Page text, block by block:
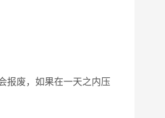
报废，如果在一天之内压